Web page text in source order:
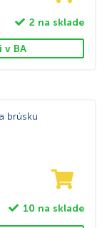
2 na sklade
v BA
brúsku
10 na sklade